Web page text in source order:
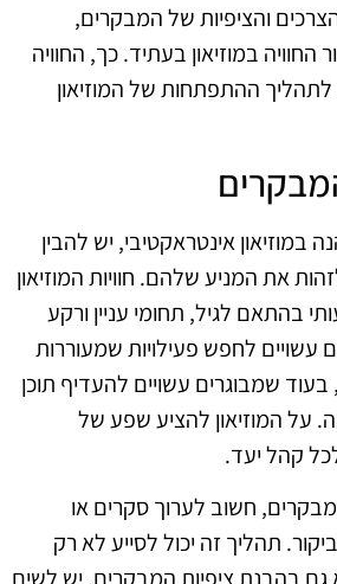
והציפיות של המבקרים,
במוזיאון בעתיד. כך, החוויה
ההתפתחות של המוזיאון
במוזיאון אינטראקטיבי, יש להבין
את המניע שלהם. חוויות המוזיאון
בהתאם לגיל, תחומי עניין ורקע
עשויים לחפש פעילויות שמעוררות
בעוד שמבוגרים עשויים להעדיף תוכן
על המוזיאון להציע שפע של
קהל יעד.
חשוב לערוך סקרים או
תהליך זה יכול לסייע לא רק